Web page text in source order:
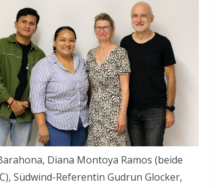
Diana Montoya Ramos (beide
Südwind-Referentin Gudrun Glocker,